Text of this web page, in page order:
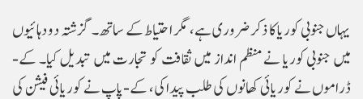
یہاں جنوبی کوریا کا ذکر ضروری ہے، مگر احتیاط کے ساتھ۔ گزشتہ دو دہائیوں
میں جنوبی کوریا نے منظم انداز میں ثقافت کو تجارت میں تبدیل کیا۔ کے-
ڈراموں نے کوریائی کھانوں کی طلب پیدا کی، کے-پاپ نے کوریائی فیشن کی